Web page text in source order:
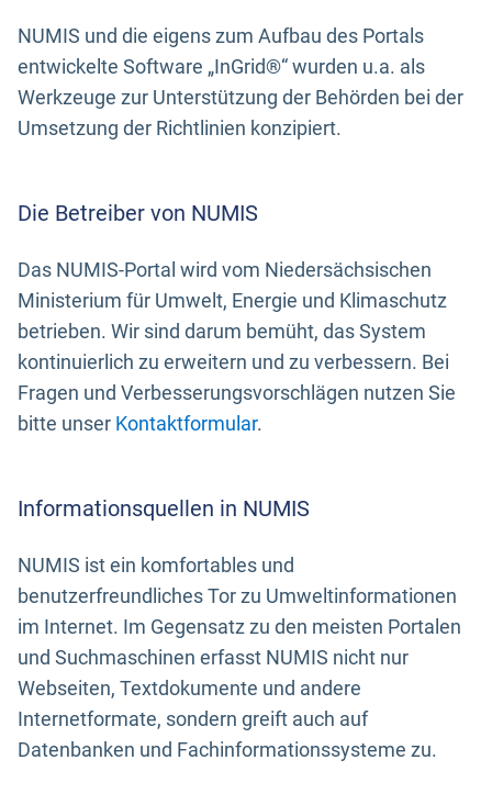
NUMIS und die eigens zum Aufbau des Portals
entwickelte Software „InGrid®“ wurden u.a. als
Werkzeuge zur Unterstützung der Behörden bei der
Umsetzung der Richtlinien konzipiert.
Die Betreiber von NUMIS
Das NUMIS-Portal wird vom Niedersächsischen
Ministerium für Umwelt, Energie und Klimaschutz
betrieben. Wir sind darum bemüht, das System
kontinuierlich zu erweitern und zu verbessern. Bei
Fragen und Verbesserungsvorschlägen nutzen Sie
bitte unser Kontaktformular.
Informationsquellen in NUMIS
NUMIS ist ein komfortables und
benutzerfreundliches Tor zu Umweltinformationen
im Internet. Im Gegensatz zu den meisten Portalen
und Suchmaschinen erfasst NUMIS nicht nur
Webseiten, Textdokumente und andere
Internetformate, sondern greift auch auf
Datenbanken und Fachinformationssysteme zu.